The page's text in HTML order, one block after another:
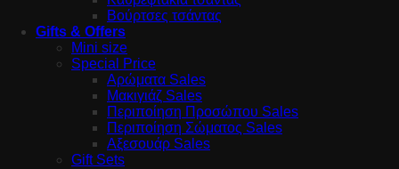
Βούρτσες τσάντας
Gifts & Offers
Mini size
Special Price
Αρώματα Sales
Μακιγιάζ Sales
Περιποίηση Προσώπου Sales
Περιποίηση Σώματος Sales
Αξεσουάρ Sales
Gift Sets